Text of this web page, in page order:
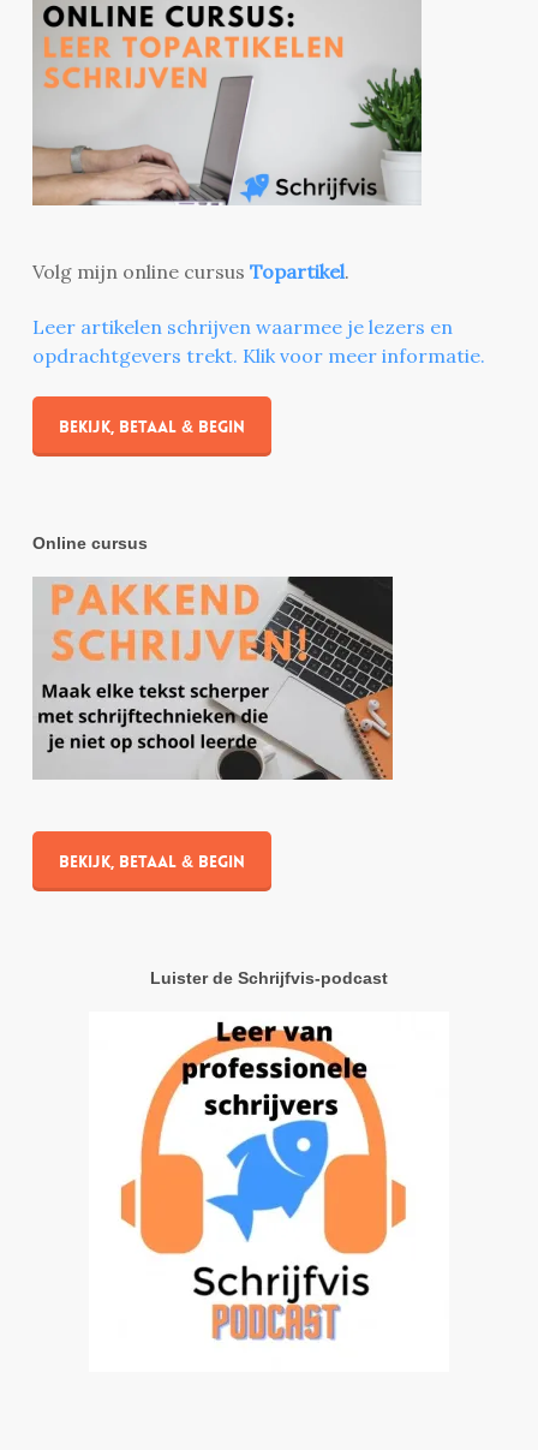
Volg mijn online cursus Topartikel.
Leer artikelen schrijven waarmee je lezers en
opdrachtgevers trekt. Klik voor meer informatie.
Bekijk, betaal & begin
Online cursus
Bekijk, betaal & begin
Luister de Schrijfvis-podcast